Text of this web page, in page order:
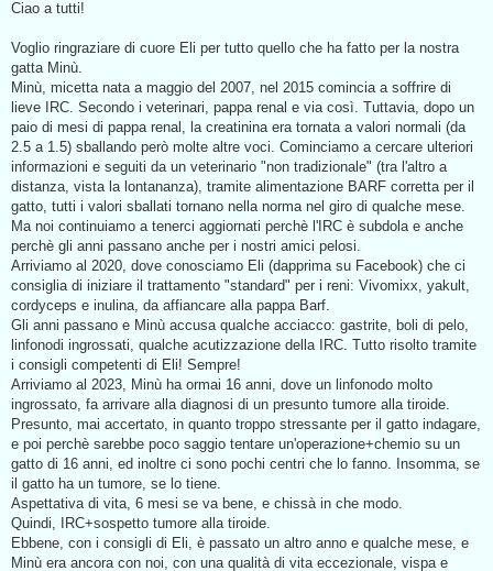
s
g
g
i
o
a
l
g
g
r
e
Ciao a tutti!
Voglio ringraziare di cuore Eli per tutto quello che ha fatto per la nostra
gatta Minù.
Minù, micetta nata a maggio del 2007, nel 2015 comincia a soffrire di
lieve IRC. Secondo i veterinari, pappa renal e via così. Tuttavia, dopo un
paio di mesi di pappa renal, la creatinina era tornata a valori normali (da
2.5 a 1.5) sballando però molte altre voci. Cominciamo a cercare ulteriori
informazioni e seguiti da un veterinario "non tradizionale" (tra l'altro a
distanza, vista la lontananza), tramite alimentazione BARF corretta per il
gatto, tutti i valori sballati tornano nella norma nel giro di qualche mese.
Ma noi continuiamo a tenerci aggiornati perchè l'IRC è subdola e anche
perchè gli anni passano anche per i nostri amici pelosi.
Arriviamo al 2020, dove conosciamo Eli (dapprima su Facebook) che ci
consiglia di iniziare il trattamento "standard" per i reni: Vivomixx, yakult,
cordyceps e inulina, da affiancare alla pappa Barf.
Gli anni passano e Minù accusa qualche acciacco: gastrite, boli di pelo,
linfonodi ingrossati, qualche acutizzazione della IRC. Tutto risolto tramite
i consigli competenti di Eli! Sempre!
Arriviamo al 2023, Minù ha ormai 16 anni, dove un linfonodo molto
ingrossato, fa arrivare alla diagnosi di un presunto tumore alla tiroide.
Presunto, mai accertato, in quanto troppo stressante per il gatto indagare,
e poi perchè sarebbe poco saggio tentare un'operazione+chemio su un
gatto di 16 anni, ed inoltre ci sono pochi centri che lo fanno. Insomma, se
il gatto ha un tumore, se lo tiene.
Aspettativa di vita, 6 mesi se va bene, e chissà in che modo.
Quindi, IRC+sospetto tumore alla tiroide.
Ebbene, con i consigli di Eli, è passato un altro anno e qualche mese, e
Minù era ancora con noi, con una qualità di vita eccezionale, vispa e